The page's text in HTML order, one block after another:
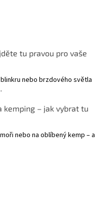
tu pravou pro vaše
nebo brzdového světla
kemping – jak vybrat tu
nebo na oblíbený kemp – a